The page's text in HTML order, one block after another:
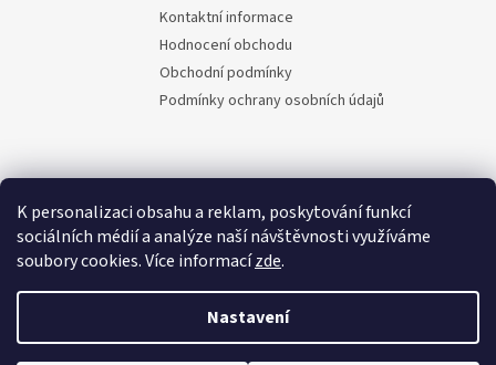
K personalizaci obsahu a reklam, poskytování funkcí
sociálních médií a analýze naší návštěvnosti využíváme
soubory cookies. Více informacízde.
Nastavení
Kontaktní informace
Hodnocení obchodu
Obchodní podmínky
Podmínky ochrany osobních údajů